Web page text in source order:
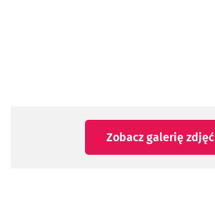
Zobacz galerię zdjęć